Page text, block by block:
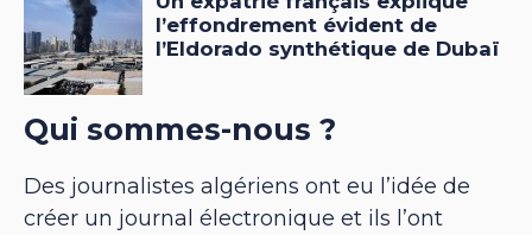
Qui sommes-nous ?
Des journalistes algériens ont eu l’idée de
créer un journal électronique et ils l’ont